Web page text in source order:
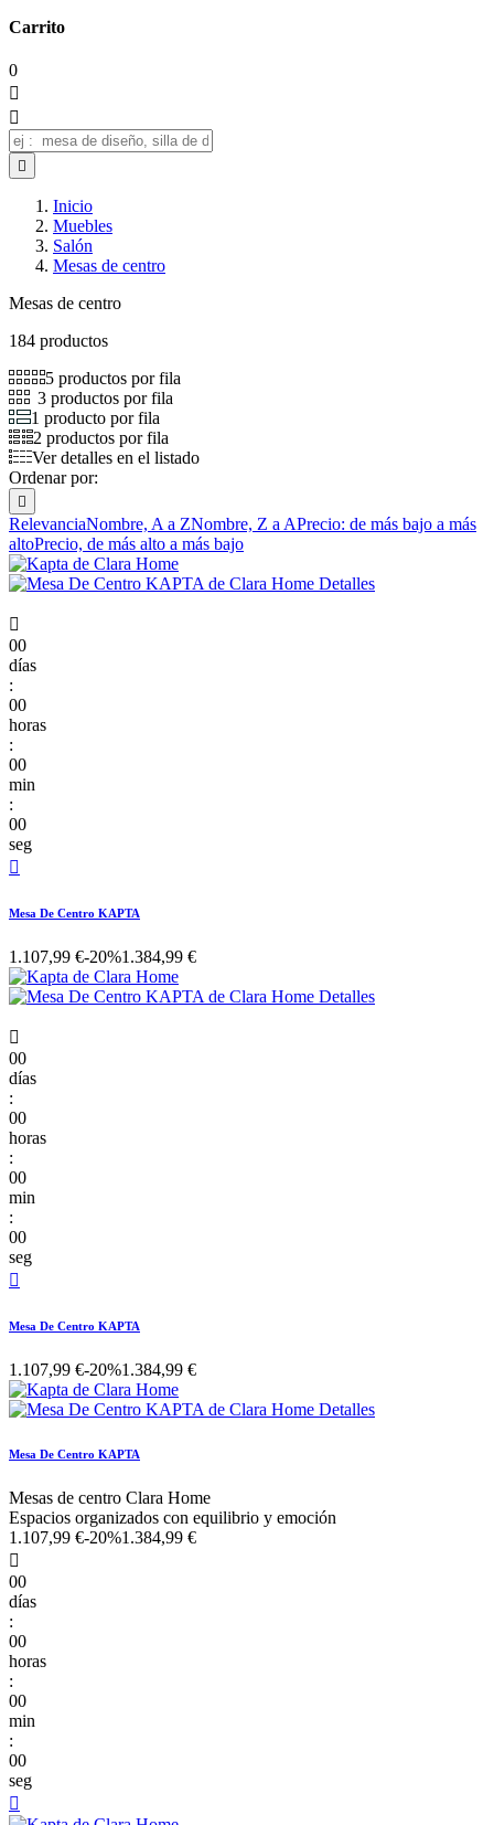
Carrito
0



Inicio
Muebles
Salón
Mesas de centro
Mesas de centro
184 productos
5 productos por fila
3 productos por fila
1 producto por fila
2 productos por fila
Ver detalles en el listado
Ordenar por:

RelevanciaNombre, A a ZNombre, Z a APrecio: de más bajo a más
altoPrecio, de más alto a más bajo

00
días
:
00
horas
:
00
min
:
00
seg

Mesa De Centro KAPTA
1.107,99 €-20%1.384,99 €

00
días
:
00
horas
:
00
min
:
00
seg

Mesa De Centro KAPTA
1.107,99 €-20%1.384,99 €
Mesa De Centro KAPTA
Mesas de centro Clara Home
Espacios organizados con equilibrio y emoción
1.107,99 €-20%1.384,99 €

00
días
:
00
horas
:
00
min
:
00
seg
